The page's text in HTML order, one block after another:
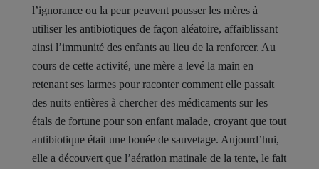
l’ignorance ou la peur peuvent pousser les mères à
utiliser les antibiotiques de façon aléatoire, affaiblissant
ainsi l’immunité des enfants au lieu de la renforcer. Au
cours de cette activité, une mère a levé la main en
retenant ses larmes pour raconter comment elle passait
des nuits entières à chercher des médicaments sur les
étals de fortune pour son enfant malade, croyant que tout
antibiotique était une bouée de sauvetage. Aujourd’hui,
elle a découvert que l’aération matinale de la tente, le fait